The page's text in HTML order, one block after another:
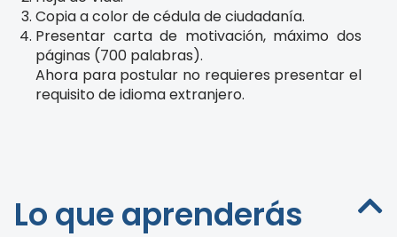
Copia a color de cédula de ciudadanía.
Presentar carta de motivación, máximo dos
páginas (700 palabras).
Ahora para postular no requieres presentar el
requisito de idioma extranjero.
Lo que aprenderás